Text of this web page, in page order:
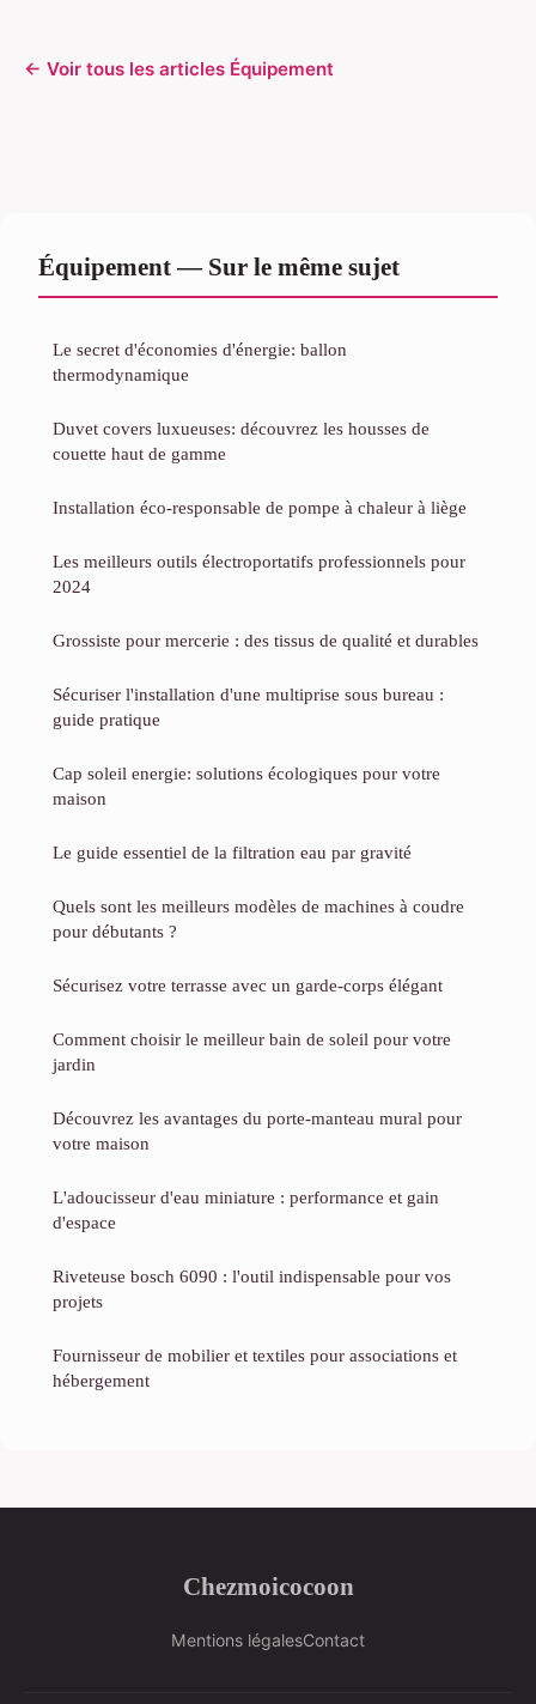
← Voir tous les articles Équipement
Équipement — Sur le même sujet
Le secret d'économies d'énergie: ballon
thermodynamique
Duvet covers luxueuses: découvrez les housses de
couette haut de gamme
Installation éco-responsable de pompe à chaleur à liège
Les meilleurs outils électroportatifs professionnels pour
2024
Grossiste pour mercerie : des tissus de qualité et durables
Sécuriser l'installation d'une multiprise sous bureau :
guide pratique
Cap soleil energie: solutions écologiques pour votre
maison
Le guide essentiel de la filtration eau par gravité
Quels sont les meilleurs modèles de machines à coudre
pour débutants ?
Sécurisez votre terrasse avec un garde-corps élégant
Comment choisir le meilleur bain de soleil pour votre
jardin
Découvrez les avantages du porte-manteau mural pour
votre maison
L'adoucisseur d'eau miniature : performance et gain
d'espace
Riveteuse bosch 6090 : l'outil indispensable pour vos
projets
Fournisseur de mobilier et textiles pour associations et
hébergement
Chezmoicocoon
Mentions légalesContact